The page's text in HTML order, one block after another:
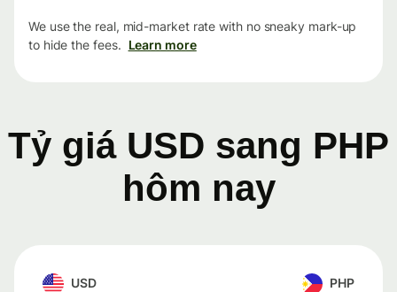
We use the real, mid-market rate with no sneaky mark-up
to hide the fees. Learn more
Tỷ giá USD sang PHP
hôm nay
USD PHP